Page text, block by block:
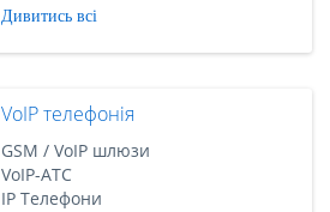
Дивитись всі
VoIP телефонія
GSM / VoIP шлюзи
VoIP-АТС
IP Телефони